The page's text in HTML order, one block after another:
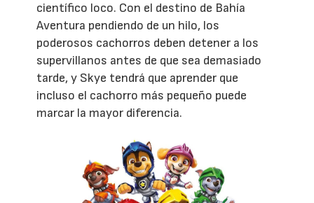
científico loco. Con el destino de Bahía
Aventura pendiendo de un hilo, los
poderosos cachorros deben detener a los
supervillanos antes de que sea demasiado
tarde, y Skye tendrá que aprender que
incluso el cachorro más pequeño puede
marcar la mayor diferencia.